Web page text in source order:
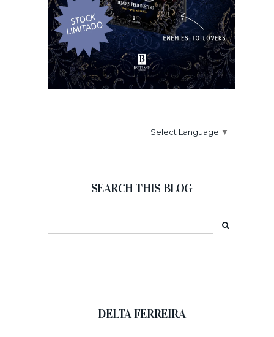
Select Language ▼
SEARCH THIS BLOG
DELTA FERREIRA